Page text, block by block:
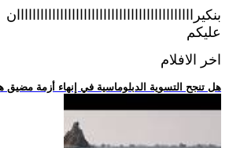
عليكم
اخر الافلام
.. هل تنجح التسوية الدبلوماسية في إنهاء أزمة مضيق